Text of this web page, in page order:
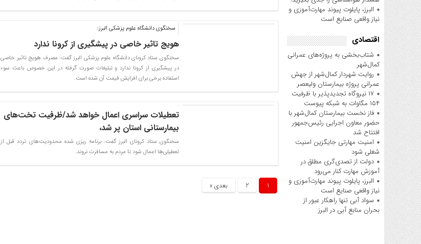
البرز، پایلوت پیوند مهارت‌آموزی و
نیاز واقعی صنایع است
اقتصادی
شتاب‌بخشی به پروژه‌های عمرانی
کمال‌شهر
روایت شهردار کمال‌شهر از جهش
عمرانی پروژه بیمارستان ولیعصر
۱۷ نیروگاه تجدیدپذیر با ظرفیت
۱۵۴ مگاوات به شبکه پیوست
فاز نخست بیمارستان کمال‌شهر با
حضور معاون اجرایی رئیس‌جمهور
افتتاح شد
امنیت مهارتی جایگزین امنیت
شغلی شود
دولت از تصدی‌گری مطلق در
آموزش مهارت کنار می‌رود
البرز، پایلوت پیوند مهارت‌آموزی و
نیاز واقعی صنایع است
سواد آبی تنها راهکار عبور از
بحران منابع آبی در البرز
سخنگوی دانشگاه علوم پزشکی البرز:
هویج تاثیر خاصی در پیشگیری از کرونا ندارد
سخنگوی ستاد کرونای دانشگاه علوم پزشکی البرز گفت: مصرف هویج تاثیر خاصی
در پیشگیری از کرونا ندارد و تبلیغات صورت گرفته در این خصوص باعث سوء
استفاده برخی برای افزایش قیمت آن شده است.
تعطیلات سراسری اعمال خواهد شد/ظرفیت تخت‌های
بیمارستانی استان پر شد،
سخنگوی ستاد کرونای البرز گفت: برنامه ریزی شده محدودیت‌های تردد قبل از
تعطیلی‌ها اعمال شود تا مردم به مسافرت نروند.
1
2 بعدی »